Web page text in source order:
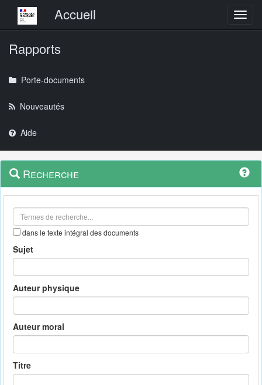
Menu principalAccueil
Rapports
Porte-documents
Nouveautés
Aide
Navigation
outils
Menu
contextuel
Recherche
dans le texte intégral des documents
Sujet
Auteur physique
Auteur moral
Titre